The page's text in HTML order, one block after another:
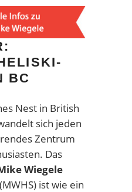
BC
Nest in British
sich jeden
Zentrum
Das
Wiegele
(MWHS) ist wie ein